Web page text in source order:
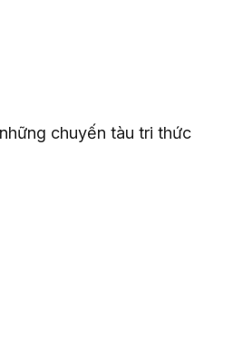
chuyến tàu tri thức